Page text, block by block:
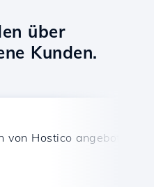
über
Kunden.
Unterstützung.
Hostico angebotenen